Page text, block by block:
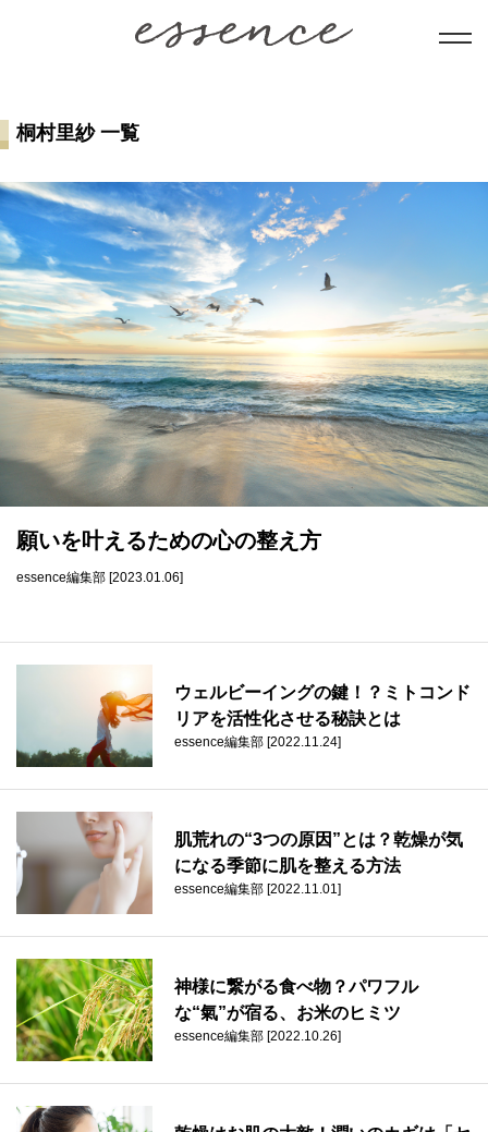
学び
ことだま
日本文化
会員コンテンツ
datum house について 利用規約
運営会社 個人情報保護方針
会員登録
桐村里紗 一覧
願いを叶えるための心の整え方
essence編集部 [2023.01.06]
ウェルビーイングの鍵！？ミトコンド
リアを活性化させる秘訣とは
essence編集部 [2022.11.24]
肌荒れの“3つの原因”とは？乾燥が気
になる季節に肌を整える方法
essence編集部 [2022.11.01]
神様に繋がる食べ物？パワフル
な“氣”が宿る、お米のヒミツ
essence編集部 [2022.10.26]